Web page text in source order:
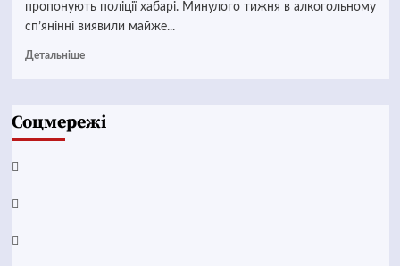
пропонують поліції хабарі. Минулого тижня в алкогольному
сп’янінні виявили майже...
Детальніше
Соцмережі
Facebook
YouTube
Telegram